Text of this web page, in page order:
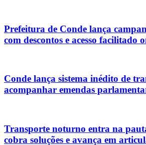
Prefeitura de Conde lança
com descontos e acesso facilitado
Conde lança sistema inédito de
acompanhar emendas
Transporte noturno entra na
cobra soluções e avança em